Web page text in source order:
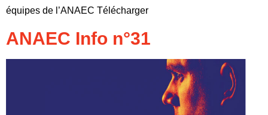
équipes de l’ANAEC Télécharger
ANAEC Info n°31